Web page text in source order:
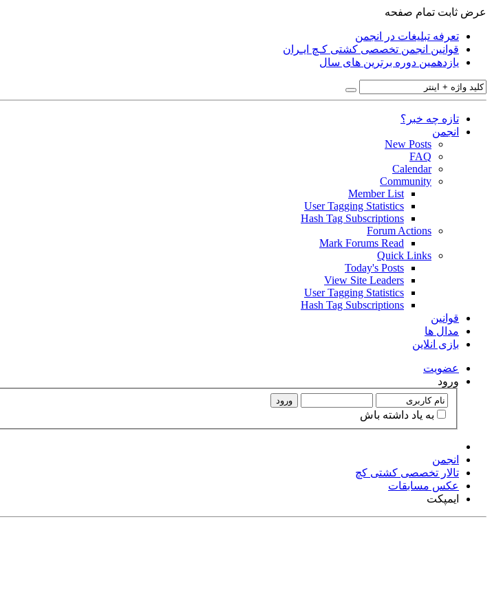
عرض ثابت تمام صفحه
تعرفه تبلیغات در انجمن
قوانین انجمن تخصصی کشتی کـچ ایـران
یازدهمین دوره برترین های سال
تازه چه خبر؟
انجمن
New Posts
FAQ
Calendar
Community
Member List
User Tagging Statistics
Hash Tag Subscriptions
Forum Actions
Mark Forums Read
Quick Links
Today's Posts
View Site Leaders
User Tagging Statistics
Hash Tag Subscriptions
قوانین
مدال ها
بازی انلاین
عضويت
ورود
ورود
به ياد داشته باش
انجمن
تالار تخصصی کشتی کچ
عکس مسابقات
ایمپکت